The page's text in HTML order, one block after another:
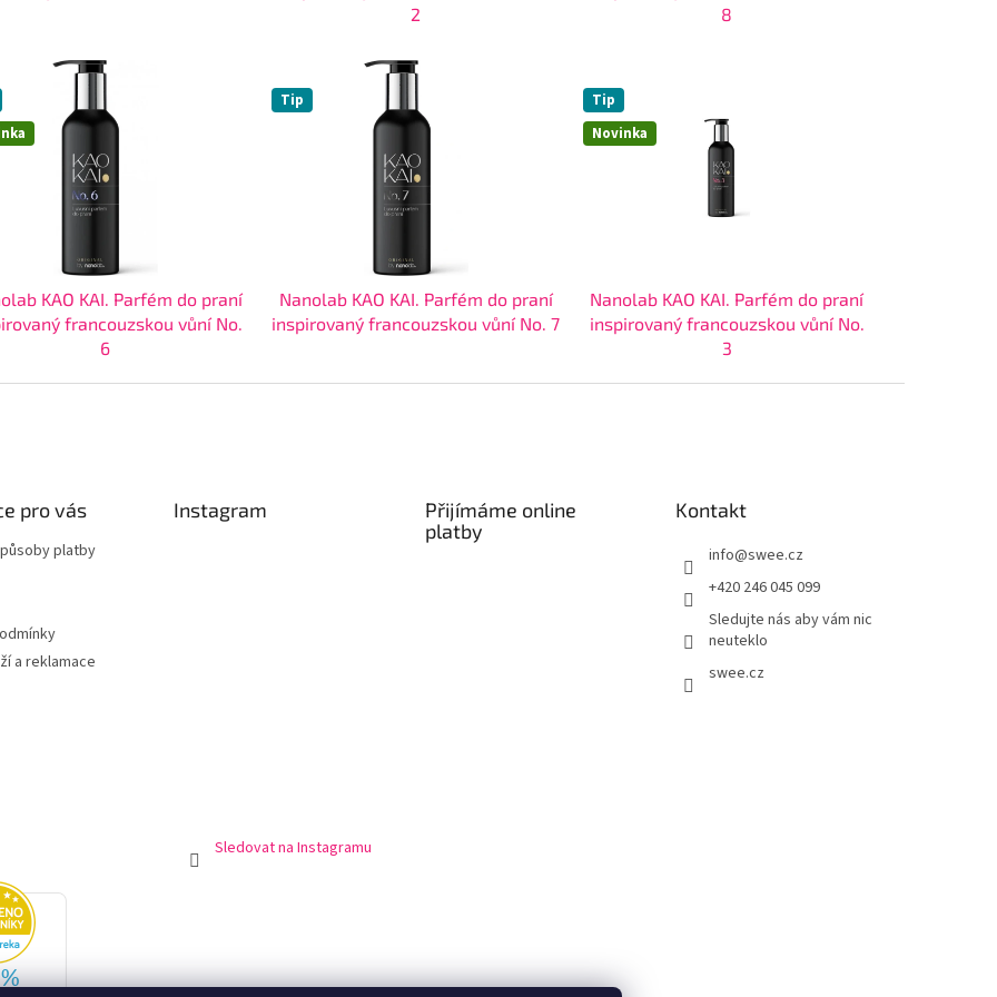
2
8
KAO KAI. Parfém do praní
francouzskou vůní No.
6
Tip
Nanolab KAO KAI. Parfém do praní
inspirovaný francouzskou vůní No. 7
Novinka
Tip
Nanolab KAO KAI. Parfém do praní
inspirovaný francouzskou vůní No.
3
pro vás
platby
a reklamace
Instagram
Sledovat na Instagramu
Přijímáme online
platby
Kontakt
info@swee.cz
+420 246 045 099
Sledujte nás aby vám nic
neuteklo
swee.cz